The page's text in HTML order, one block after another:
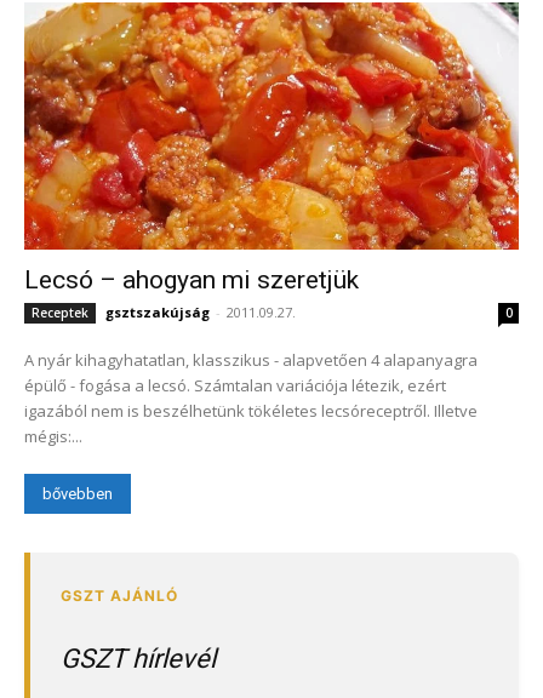
Lecsó – ahogyan mi szeretjük
Receptek gsztszakújság - 2011.09.27. 0
A nyár kihagyhatatlan, klasszikus - alapvetően 4 alapanyagra
épülő - fogása a lecsó. Számtalan variációja létezik, ezért
igazából nem is beszélhetünk tökéletes lecsóreceptről. Illetve
mégis:...
bővebben
GSZT hírlevél